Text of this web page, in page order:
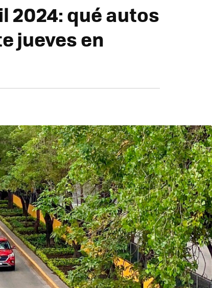
2024: qué autos
jueves en